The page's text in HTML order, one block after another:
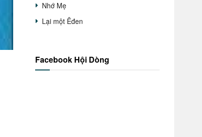
Nhớ Mẹ
Lại một Êđen
Facebook Hội Dòng